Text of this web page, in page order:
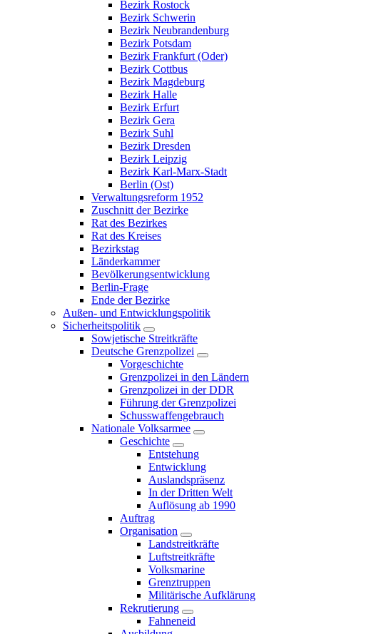
Bezirk Rostock
Bezirk Schwerin
Bezirk Neubrandenburg
Bezirk Potsdam
Bezirk Frankfurt (Oder)
Bezirk Cottbus
Bezirk Magdeburg
Bezirk Halle
Bezirk Erfurt
Bezirk Gera
Bezirk Suhl
Bezirk Dresden
Bezirk Leipzig
Bezirk Karl-Marx-Stadt
Berlin (Ost)
Verwaltungsreform 1952
Zuschnitt der Bezirke
Rat des Bezirkes
Rat des Kreises
Bezirkstag
Länderkammer
Bevölkerungsentwicklung
Berlin-Frage
Ende der Bezirke
Außen- und Entwicklungspolitik
Sicherheitspolitik
Sowjetische Streitkräfte
Deutsche Grenzpolizei
Vorgeschichte
Grenzpolizei in den Ländern
Grenzpolizei in der DDR
Führung der Grenzpolizei
Schusswaffengebrauch
Nationale Volksarmee
Geschichte
Entstehung
Entwicklung
Auslandspräsenz
In der Dritten Welt
Auflösung ab 1990
Auftrag
Organisation
Landstreitkräfte
Luftstreitkräfte
Volksmarine
Grenztruppen
Militärische Aufklärung
Rekrutierung
Fahneneid